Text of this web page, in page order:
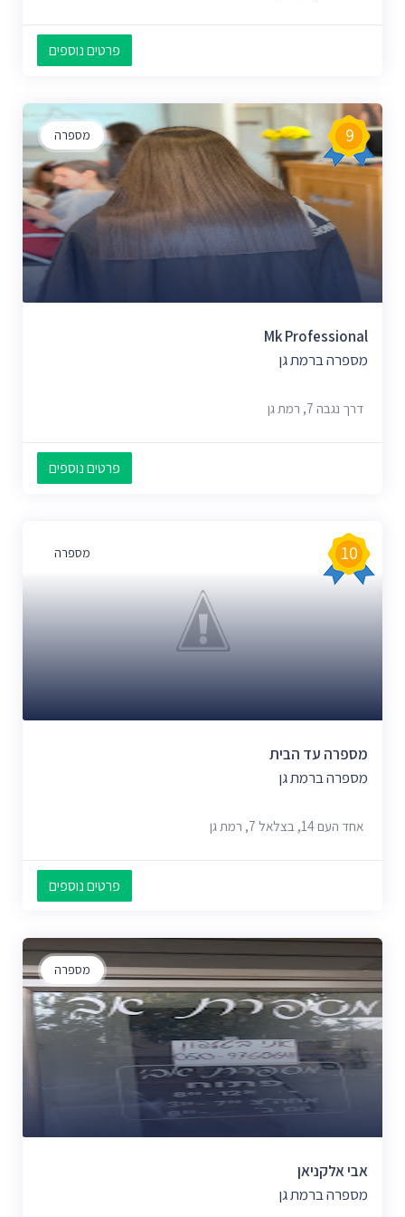
פרטים נוספים
מספרה 9
Mk Professional
מספרה ברמת גן
דרך נגבה 7, רמת גן
פרטים נוספים
מספרה 10
מספרה עד הבית
מספרה ברמת גן
אחד העם 14, בצלאל 7, רמת גן
פרטים נוספים
מספרה
אבי אלקניאן
מספרה ברמת גן